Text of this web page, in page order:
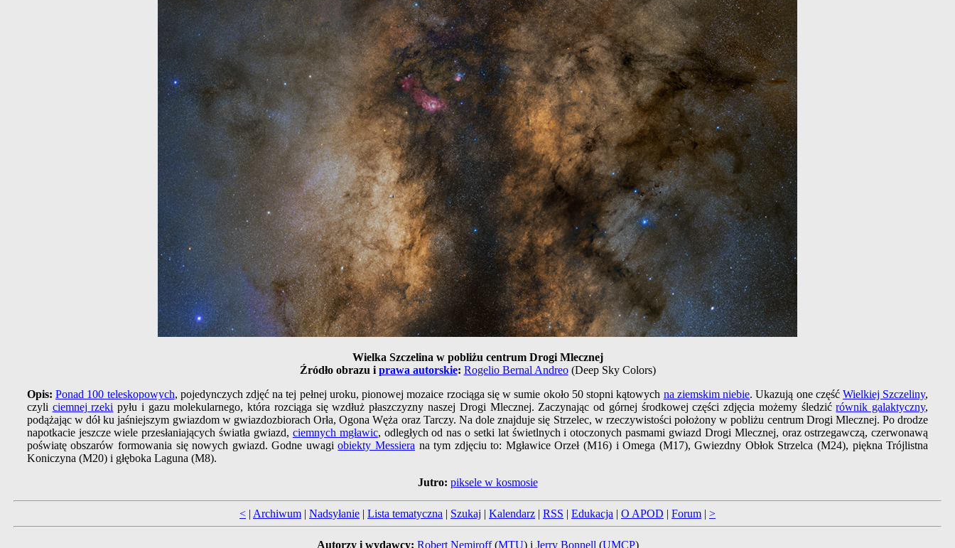
Wielka Szczelina w pobliżu centrum Drogi Mlecznej
Źródło obrazu i prawa autorskie: Rogelio Bernal Andreo(Deep Sky Colors)
Opis:Ponad 100 teleskopowych, pojedynczych zdjęć na tej pełnej uroku, pionowej mozaice rzociąga się w sumie około 50 stopni kątowych na ziemskim niebie. Ukazują one częśćWielkiej Szczeliny,
czyli ciemnej rzeki pyłu i gazu molekularnego, która rozciąga się wzdłuż płaszczyzny naszej Drogi Mlecznej. Zaczynając od górnej środkowej części zdjęcia możemy śledzićrównik galaktyczny,
podążając w dół ku jaśniejszym gwiazdom w gwiazdozbiorach Orła, Ogona Węża oraz Tarczy. Na dole znajduje się Strzelec, w rzeczywistości położony w pobliżu centrum Drogi Mlecznej. Po drodze
napotkacie jeszcze wiele przesłaniających światła gwiazd, ciemnych mgławic, odległych od nas o setki lat świetlnych i otoczonych pasmami gwiazd Drogi Mlecznej, oraz ostrzegawczą, czerwonawą
poświatę obszarów formowania się nowych gwiazd. Godne uwagiobiekty Messiera na tym zdjęciu to: Mgławice Orzeł (M16) i Omega (M17), Gwiezdny Obłok Strzelca (M24), piękna Trójlistna
Koniczyna (M20) i głęboka Laguna (M8).
Jutro: piksele w kosmosie
< | Archiwum | Nadsyłanie | Lista tematyczna | Szukaj | Kalendarz | RSS | Edukacja | O APOD | Forum | >
Autorzy i wydawcy: Robert Nemiroff(MTU) i Jerry Bonnell (UMCP)